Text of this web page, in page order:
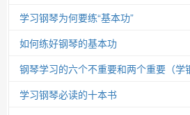
学习钢琴为何要练“基本功”
如何练好钢琴的基本功
钢琴学习的六个不重要和两个重要（学
学习钢琴必读的十本书